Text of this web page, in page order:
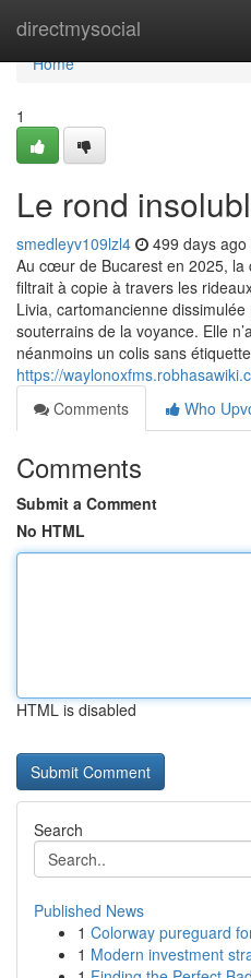
directmysocial
Home
Home
1
Le rond
smedleyv109lzl4 499 days ago
Au cœur de Bucarest en 2025, la
filtrait à copie à travers les
Livia, cartomancienne
souterrains de la voyance. Elle
néanmoins un colis sans
https://
Comments
Who
Comments
Submit a Comment
No HTML
HTML is disabled
Search
Published News
1 Colorway pureguard
1 Modern investment